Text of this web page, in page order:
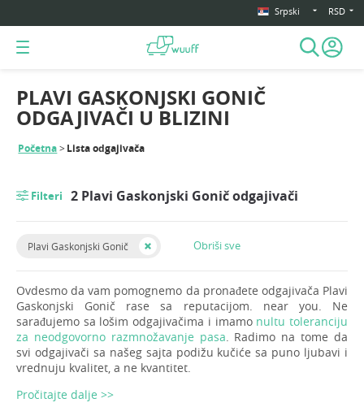
Srpski RSD
Početna Lista odgajivača
PLAVI GASKONJSKI GONIČ
ODGAJIVAČI U BLIZINI
Filteri 2 Plavi Gaskonjski Gonič odgajivači
Plavi Gaskonjski Gonič Obriši sve
Ovdesmo da vam pomognemo da pronađete odgajivača Plavi
Gaskonjski Gonič rase sa reputacijom. near you. Ne
sarađujemo sa lošim odgajivačima i imamo nultu toleranciju
za neodgovorno razmnožavanje pasa . Radimo na tome da
svi odgajivači sa našeg sajta podižu kučiće sa puno ljubavi i
vrednuju kvalitet, a ne kvantitet.
Pročitajte dalje >>